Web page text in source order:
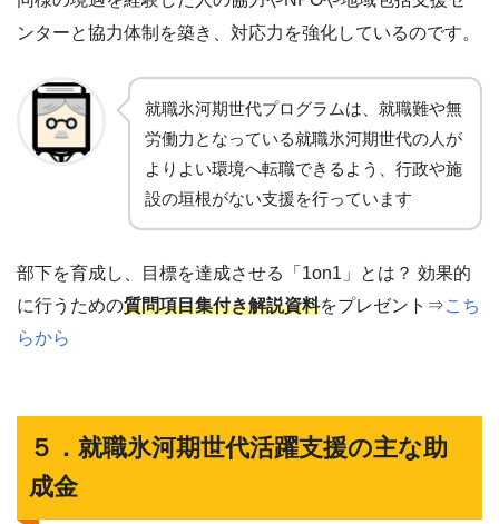
ンターと協力体制を築き、対応力を強化しているのです。
就職氷河期世代プログラムは、就職難や無
労働力となっている就職氷河期世代の人が
よりよい環境へ転職できるよう、行政や施
設の垣根がない支援を行っています
部下を育成し、目標を達成させる「1on1」とは？ 効果的
に行うための質問項目集付き解説資料をプレゼント⇒こち
らから
５．就職氷河期世代活躍支援の主な助
成金